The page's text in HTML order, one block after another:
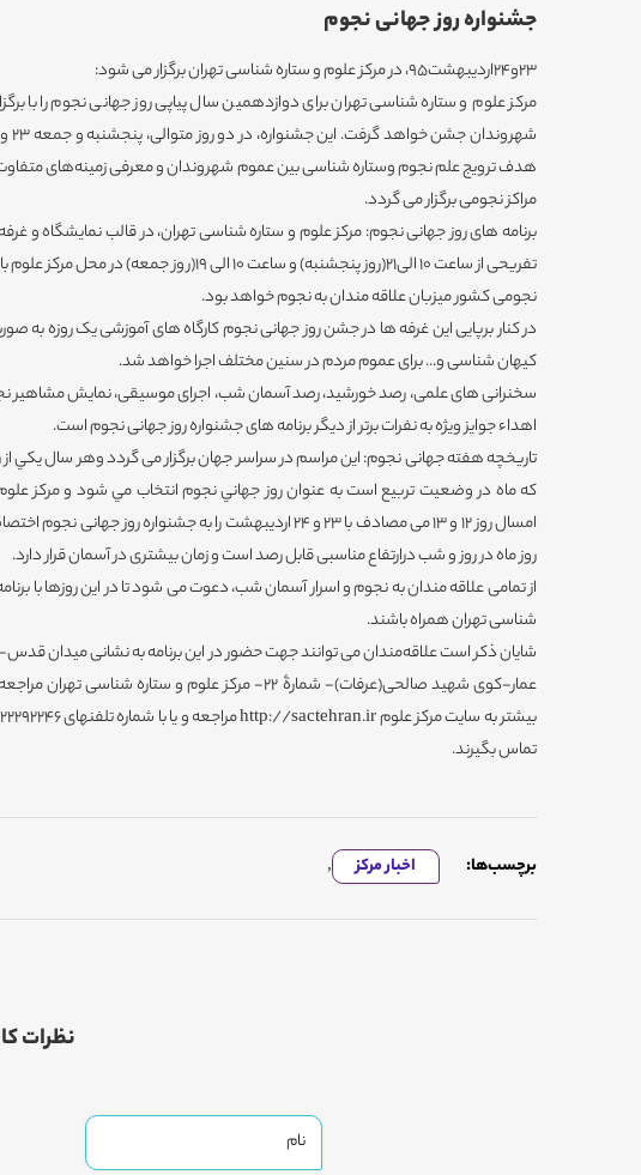
جشنواره روز جهانی نجوم
23و24اردیبهشت95، در مرکز علوم و ستاره شناسی تهران برگزار می شود:
مرکز علوم و ستاره شناسی تهران برای دوازدهمین سال پیاپی روز جهانی نجوم را با
هدف ترویج علم نجوم وستاره شناسی بین عموم شهروندان و معرفی زمینه‌های
مراکز نجومی برگزار می گردد.
برنامه های روز جهانی نجوم: مرکز علوم و ستاره شناسی تهران، در قالب نمایشگاه و
تفریحی از ساعت 10 الی21(روز پنجشنبه) و ساعت 10 الی
نجومی کشور میزبان علاقه مندان به نجوم خواهد بود.
در کنار برپایی این غرفه ها در جشن روز جهانی نجوم کارگاه های آموزشی یک روزه به
کیهان شناسی و... برای عموم مردم در سنین مختلف اجرا خواهد شد.
سخنرانی های علمی، رصد خورشید، رصد آسمان شب، اجرای موسیقی، نمایش مشاهیر
اهداء جوایز ویژه به نفرات برتر از دیگر برنامه های جشنواره روز جهانی نجوم است.
که ماه در وضعیت تربيع است به عنوان روز جهاني نجوم انتخاب مي شود و مرکز
امسال روز 12 و 13 می مصادف با 23 و 24 اردیبهشت را به جشنواره روز
روز ماه در روز و شب درارتفاع مناسبی قابل رصد است و زمان بیشتری در آسمان قرار دارد.
از تمامی علاقه مندان به نجوم و اسرار آسمان شب، دعوت می شود تا در این روزها با
شناسی تهران همراه باشند.
شایان ذکر است علاقه‌مندان می توانند جهت حضور در این برنامه به نشانی میدان
عمار-کوی شهید صالحی(عرفات)- شمارۀ 22- مرکز علوم و ستاره
تماس بگیرند.
برچسب‌ها: اخبار مرکز ,
نظرات